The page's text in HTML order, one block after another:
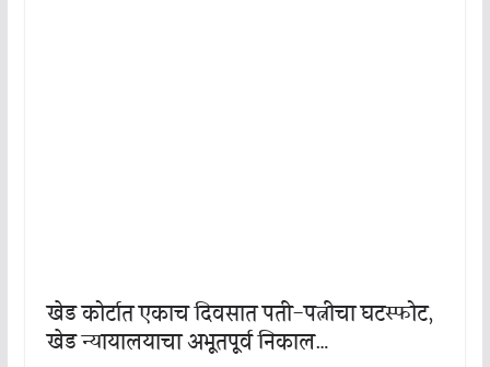
खेड कोर्टात एकाच दिवसात पती-पत्नीचा घटस्फोट,
खेड न्यायालयाचा अभूतपूर्व निकाल…